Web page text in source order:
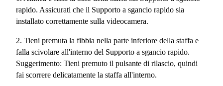
rapido. Assicurati che il Supporto a sgancio rapido sia
installato correttamente sulla videocamera.
2. Tieni premuta la fibbia nella parte inferiore della staffa e
falla scivolare all'interno del Supporto a sgancio rapido.
Suggerimento: Tieni premuto il pulsante di rilascio, quindi
fai scorrere delicatamente la staffa all'interno.